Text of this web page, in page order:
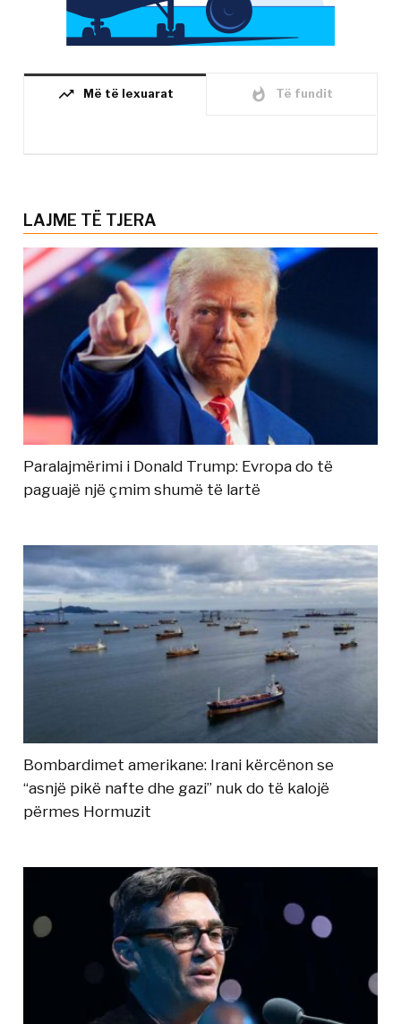
trending_up Më të lexuarat whatshot Të fundit
LAJME TË TJERA
Paralajmërimi i Donald Trump: Evropa do të
paguajë një çmim shumë të lartë
Bombardimet amerikane: Irani kërcënon se
“asnjë pikë nafte dhe gazi” nuk do të kalojë
përmes Hormuzit